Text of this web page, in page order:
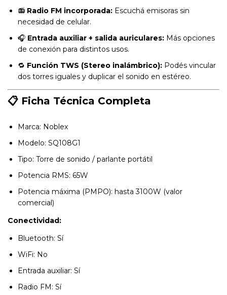
📻 Radio FM incorporada: Escuchá emisoras sin
necesidad de celular.
🎧 Entrada auxiliar + salida auriculares: Más opciones
de conexión para distintos usos.
🔁 Función TWS (Stereo inalámbrico): Podés vincular
dos torres iguales y duplicar el sonido en estéreo.
📋 Ficha Técnica Completa
Marca: Noblex
Modelo: SQ108G1
Tipo: Torre de sonido / parlante portátil
Potencia RMS: 65W
Potencia máxima (PMPO): hasta 3100W (valor
comercial)
Conectividad:
Bluetooth: Sí
WiFi: No
Entrada auxiliar: Sí
Radio FM: Sí